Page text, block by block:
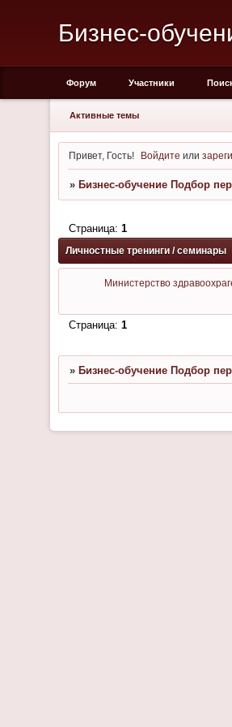
Бизнес-
Форум Участники
Активные темы
Привет, Гость! Войдите или
» Бизнес-обучение Подбор
Личностные тренинги / семинары
Страница: 1
Министерство
Страница: 1
» Бизнес-обучение Подбор